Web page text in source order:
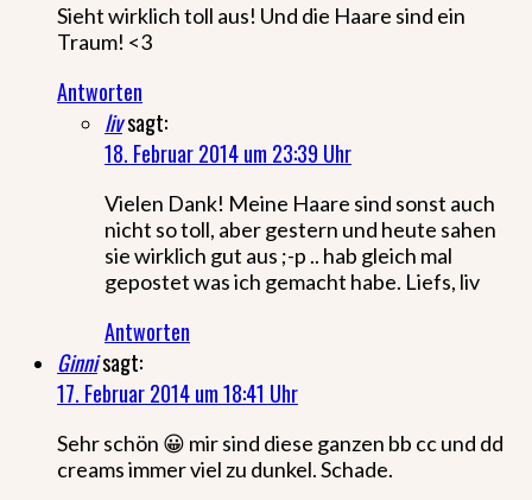
Sieht wirklich toll aus! Und die Haare sind ein
Traum! <3
Antworten
livsagt:
18. Februar 2014 um 23:39 Uhr
Vielen Dank! Meine Haare sind sonst auch
nicht so toll, aber gestern und heute sahen
sie wirklich gut aus ;-p .. hab gleich mal
gepostet was ich gemacht habe. Liefs, liv
Antworten
Ginnisagt:
17. Februar 2014 um 18:41 Uhr
Sehr schön 😀 mir sind diese ganzen bb cc und dd
creams immer viel zu dunkel. Schade.